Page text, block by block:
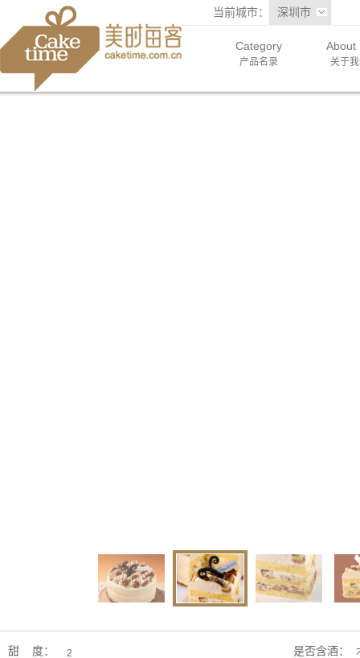
当前城市： 深圳市
Category
产品名录
About
关于
甜 度： 2 是否含酒：